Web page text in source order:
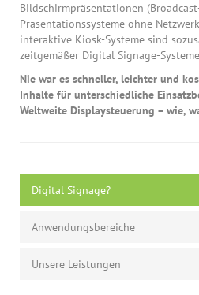
Bildschirmpräsentationen
Präsentationssysteme ohne
interaktive Kiosk-Systeme sind
zeitgemäßer Digital Signage-
Nie war es schneller, leichter und
Inhalte für unterschiedliche
Weltweite Displaysteuerung – wie,
Digital Signage?
Anwendungsbereiche
Unsere Leistungen